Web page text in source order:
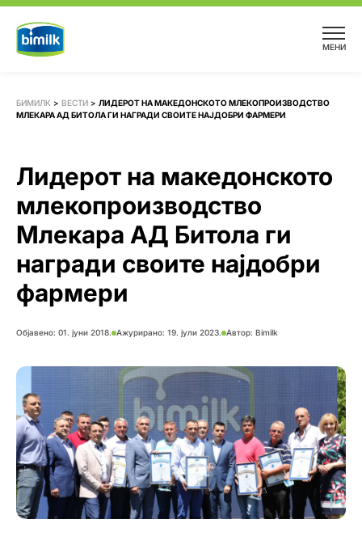
Skip
content
МЕНИ
БИМИЛК > ВЕСТИ > ЛИДЕРОТ НА МАКЕДОНСКОТО МЛЕКОПРОИЗВОДСТВО
МЛЕКАРА АД БИТОЛА ГИ НАГРАДИ СВОИТЕ НАЈДОБРИ ФАРМЕРИ
Лидерот на македонското
млекопроизводство
Млекара АД Битола ги
награди своите најдобри
фармери
Објавено: 01. јуни 2018. Ажурирано: 19. јули 2023. Автор: Bimilk